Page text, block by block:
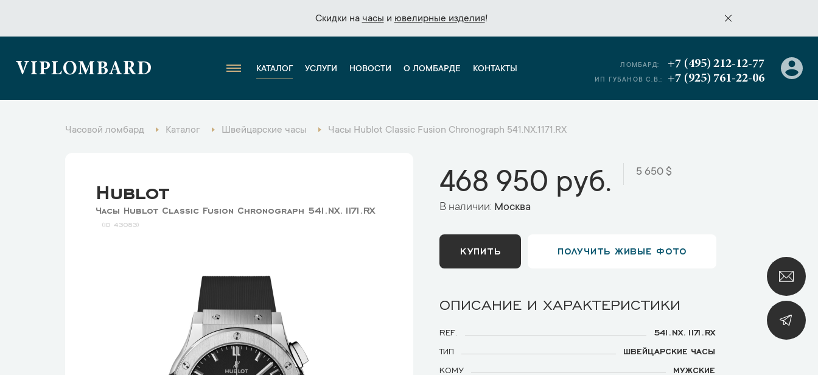
Скидки на часы и ювелирные изделия!
Скидки на часы и ювелирные изделия!
VIPLOMBARD КАТАЛОГ УСЛУГИ НОВОСТИ О ЛОМБАРДЕ КОНТАКТЫ ЛОМБАРД: +7 (495) 212-12-77
ИП ГУБАНОВ С.В.: +7 (925) 761-22-06
Часовой ломбард Каталог Швейцарские часы Часы Hublot Classic Fusion Chronograph 541.NX.1171.RX
Hublot
Часы Hublot Classic Fusion Chronograph 541.NX.1171.RX
43083
468 950 руб. 5 650 $
В наличии: Москва
КУПИТЬ ПОЛУЧИТЬ ЖИВЫЕ ФОТО
ОПИСАНИЕ И ХАРАКТЕРИСТИКИ
REF.
541.NX.1171.RX
ТИП
ШВЕЙЦАРСКИЕ ЧАСЫ
КОМУ
МУЖСКИЕ